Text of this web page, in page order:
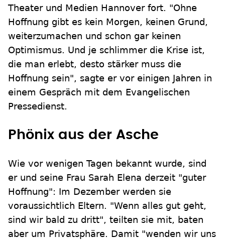
Theater und Medien Hannover fort. "Ohne
Hoffnung gibt es kein Morgen, keinen Grund,
weiterzumachen und schon gar keinen
Optimismus. Und je schlimmer die Krise ist,
die man erlebt, desto stärker muss die
Hoffnung sein", sagte er vor einigen Jahren in
einem Gespräch mit dem Evangelischen
Pressedienst.
Phönix aus der Asche
Wie vor wenigen Tagen bekannt wurde, sind
er und seine Frau Sarah Elena derzeit "guter
Hoffnung": Im Dezember werden sie
voraussichtlich Eltern. "Wenn alles gut geht,
sind wir bald zu dritt", teilten sie mit, baten
aber um Privatsphäre. Damit "wenden wir uns